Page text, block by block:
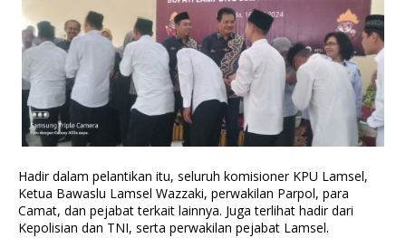
Hadir dalam pelantikan itu, seluruh komisioner KPU Lamsel,
Ketua Bawaslu Lamsel Wazzaki, perwakilan Parpol, para
Camat, dan pejabat terkait lainnya. Juga terlihat hadir dari
Kepolisian dan TNI, serta perwakilan pejabat Lamsel.